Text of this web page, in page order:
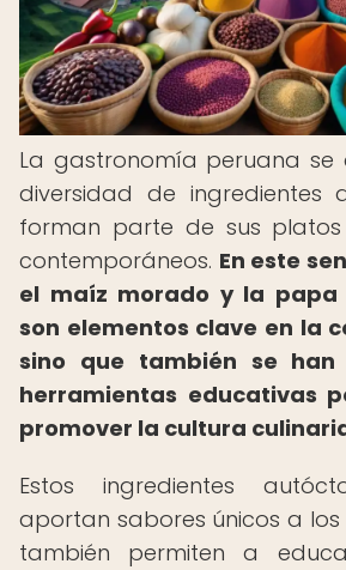
La gastronomía peruana se
diversidad de ingredientes
forman parte de sus
contemporáneos. En este
el maíz morado y la papa
son elementos clave en la
sino que también se han
herramientas educativas
promover la cultura
Estos ingredientes
aportan sabores únicos a los
también permiten a